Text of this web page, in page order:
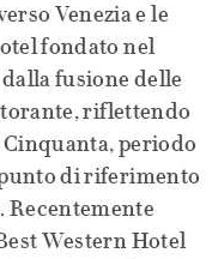
Venezia e le
fondato nel
fusione delle
riflettendo
periodo
di riferimento
Recentemente
Western Hotel